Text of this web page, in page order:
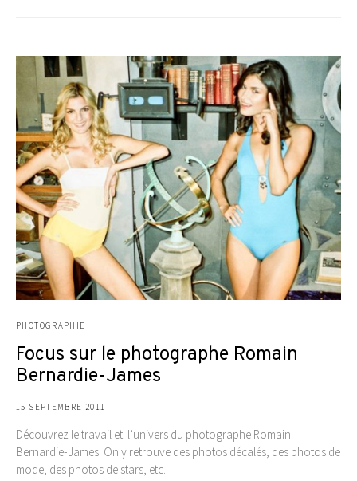
PHOTOGRAPHIE
Focus sur le photographe Romain
Bernardie-James
15 SEPTEMBRE 2011
Découvrez le travail et l’univers du photographe Romain
Bernardie-James. On y retrouve des photos décalés, des photos de
mode, des photos de stars, etc..